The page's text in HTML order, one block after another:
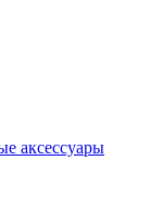
аксессуары